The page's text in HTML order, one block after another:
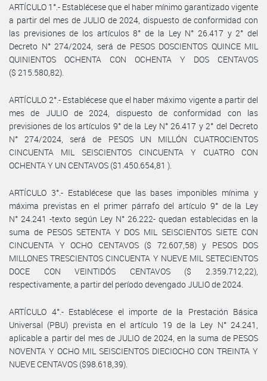
ARTÍCULO 1°.- Establécese que el haber mínimo garantizado vigente
a partir del mes de JULIO de 2024, dispuesto de conformidad con
las previsiones de los artículos 8° de la Ley N° 26.417 y 2° del
Decreto N° 274/2024, será de PESOS DOSCIENTOS QUINCE MIL
QUINIENTOS OCHENTA CON OCHENTA Y DOS CENTAVOS
($ 215.580,82).
ARTÍCULO 2°.- Establécese que el haber máximo vigente a partir del
mes de JULIO de 2024, dispuesto de conformidad con las
previsiones de los artículos 9° de la Ley N° 26.417 y 2° del Decreto
N° 274/2024, será de PESOS UN MILLÓN CUATROCIENTOS
CINCUENTA MIL SEISCIENTOS CINCUENTA Y CUATRO CON
OCHENTA Y UN CENTAVOS ($1.450.654,81 ).
ARTÍCULO 3°.- Establécese que las bases imponibles mínima y
máxima previstas en el primer párrafo del artículo 9° de la Ley
N° 24.241 -texto según Ley N° 26.222- quedan establecidas en la
suma de PESOS SETENTA Y DOS MIL SEISCIENTOS SIETE CON
CINCUENTA Y OCHO CENTAVOS ($ 72.607,58) y PESOS DOS
MILLONES TRESCIENTOS CINCUENTA Y NUEVE MIL SETECIENTOS
DOCE CON VEINTIDÓS CENTAVOS ($ 2.359.712,22),
respectivamente, a partir del período devengado JULIO de 2024.
ARTÍCULO 4°.- Establécese el importe de la Prestación Básica
Universal (PBU) prevista en el artículo 19 de la Ley N° 24.241,
aplicable a partir del mes de JULIO de 2024, en la suma de PESOS
NOVENTA Y OCHO MIL SEISCIENTOS DIECIOCHO CON TREINTA Y
NUEVE CENTAVOS ($98.618,39).